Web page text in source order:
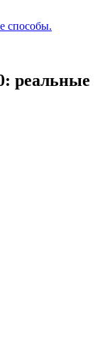
способы.
реальные